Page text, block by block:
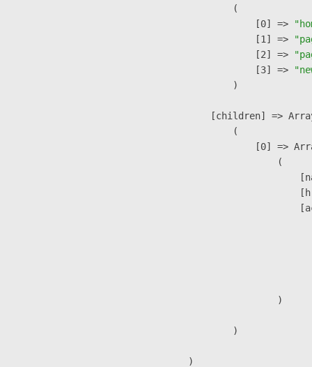
                (
                    [0] =>
                    [1] =>
                    [2] =>
                    [3] =>
                )
[children] =>
                (
[0] =>
                        (
                        )
                )
        )